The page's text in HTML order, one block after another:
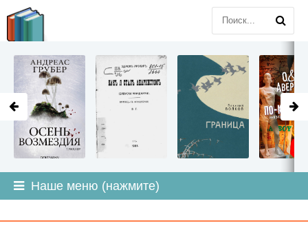
Наше меню (нажмите)
LITMIR.ORG